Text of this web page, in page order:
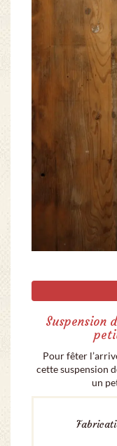
Suspension
Pour fêter
cette suspension
un